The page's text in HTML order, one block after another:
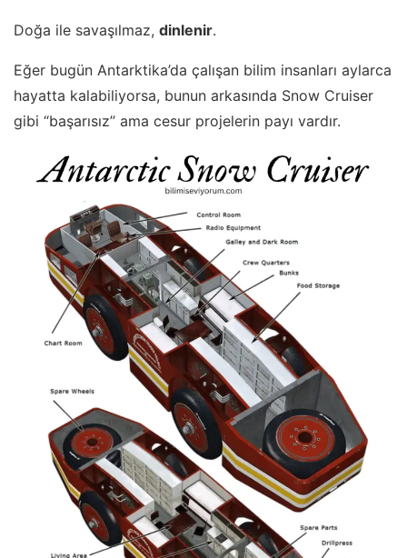
Doğa ile savaşılmaz, dinlenir.
Eğer bugün Antarktika’da çalışan bilim insanları aylarca
hayatta kalabiliyorsa, bunun arkasında Snow Cruiser
gibi “başarısız” ama cesur projelerin payı vardır.